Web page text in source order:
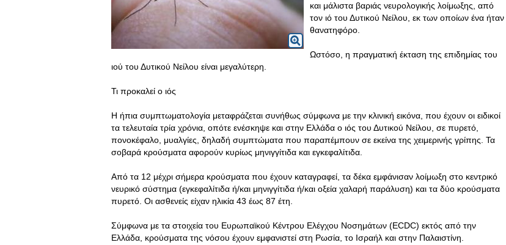
και μάλιστα βαριάς νευρολογικής λοίμωξης, από
τον ιό του Δυτικού Νείλου, εκ των οποίων ένα ήταν
θανατηφόρο.
Ωστόσο, η πραγματική έκταση της επιδημίας του
ιού του Δυτικού Νείλου είναι μεγαλύτερη.
Τι προκαλεί ο ιός
Η ήπια συμπτωματολογία μεταφράζεται συνήθως σύμφωνα με την κλινική εικόνα, που έχουν οι ειδικοί
τα τελευταία τρία χρόνια, οπότε ενέσκηψε και στην Ελλάδα ο ιός του Δυτικού Νείλου, σε πυρετό,
πονοκέφαλο, μυαλγίες, δηλαδή συμπτώματα που παραπέμπουν σε εκείνα της χειμερινής γρίπης. Τα
σοβαρά κρούσματα αφορούν κυρίως μηνιγγίτιδα και εγκεφαλίτιδα.
Από τα 12 μέχρι σήμερα κρούσματα που έχουν καταγραφεί, τα δέκα εμφάνισαν λοίμωξη στο κεντρικό
νευρικό σύστημα (εγκεφαλίτιδα ή/και μηνιγγίτιδα ή/και οξεία χαλαρή παράλυση) και τα δύο κρούσματα
πυρετό. Οι ασθενείς είχαν ηλικία 43 έως 87 έτη.
Σύμφωνα με τα στοιχεία του Ευρωπαϊκού Κέντρου Ελέγχου Νοσημάτων (ECDC) εκτός από την
Ελλάδα, κρούσματα της νόσου έχουν εμφανιστεί στη Ρωσία, το Ισραήλ και στην Παλαιστίνη.